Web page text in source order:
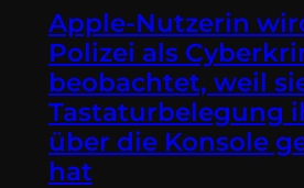
Apple-Nutzerin
Polizei als
beobachtet, weil
Tastaturbelegung
über die Konsole
hat